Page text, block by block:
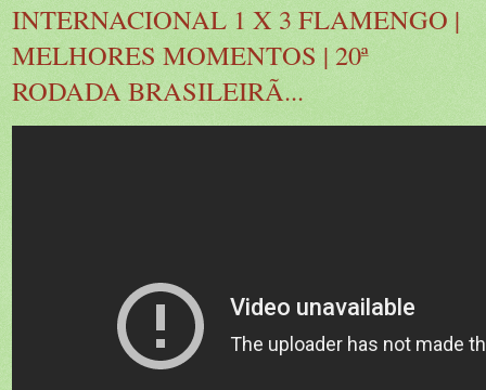
INTERNACIONAL 1 X 3 FLAMENGO |
MELHORES MOMENTOS | 20ª
RODADA BRASILEIRÃ...